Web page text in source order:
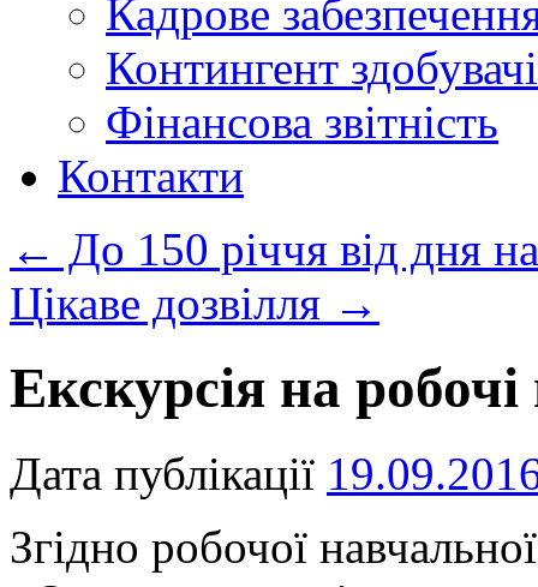
Кадрове
Контингент
Фінансова звітність
Контакти
← До 150 річчя від дня
Цікаве дозвілля →
Екскурсія на
Дата публікації
Згідно робочої